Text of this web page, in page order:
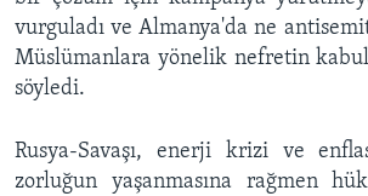
vurguladı ve Almanya'da ne
Müslümanlara yönelik nefretin
söyledi.
Rusya-Savaşı, enerji krizi ve
zorluğun yaşanmasına rağmen